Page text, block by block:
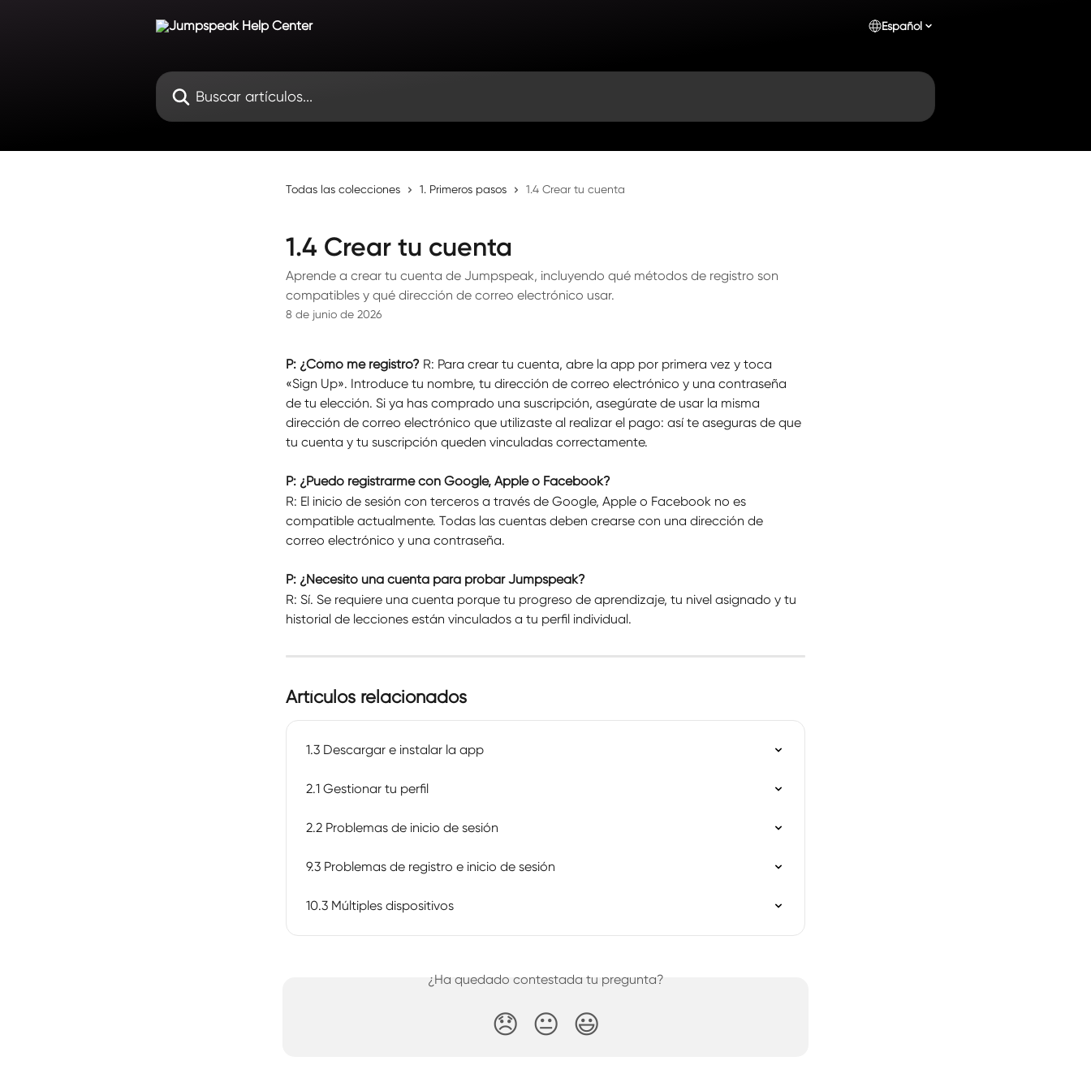
Español
Buscar artículos...
Todas las colecciones 1. Primeros pasos 1.4 Crear tu cuenta
1.4 Crear tu cuenta
Aprende a crear tu cuenta de Jumpspeak, incluyendo qué métodos de registro son
compatibles y qué dirección de correo electrónico usar.
8 de junio de 2026
P: ¿Cómo me registro? R: Para crear tu cuenta, abre la app por primera vez y toca
«Sign Up». Introduce tu nombre, tu dirección de correo electrónico y una contraseña
de tu elección. Si ya has comprado una suscripción, asegúrate de usar la misma
dirección de correo electrónico que utilizaste al realizar el pago: así te aseguras de que
tu cuenta y tu suscripción queden vinculadas correctamente.
P: ¿Puedo registrarme con Google, Apple o Facebook?
R: El inicio de sesión con terceros a través de Google, Apple o Facebook no es
compatible actualmente. Todas las cuentas deben crearse con una dirección de
correo electrónico y una contraseña.
P: ¿Necesito una cuenta para probar Jumpspeak?
R: Sí. Se requiere una cuenta porque tu progreso de aprendizaje, tu nivel asignado y tu
historial de lecciones están vinculados a tu perfil individual.
Artículos relacionados
1.3 Descargar e instalar la app
2.1 Gestionar tu perfil
2.2 Problemas de inicio de sesión
9.3 Problemas de registro e inicio de sesión
10.3 Múltiples dispositivos
¿Ha quedado contestada tu pregunta?
😞 😐 😃